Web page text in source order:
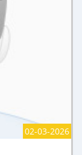
02-03-2026